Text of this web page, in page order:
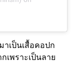
าเป็นเสื้อคอปก
เพราะเป็นลาย